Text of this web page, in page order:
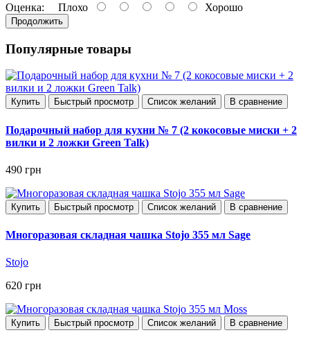
Оценка: Плохо Хорошо
Продолжить
Популярные товары
Купить Быстрый просмотр Список желаний В сравнение
Подарочный набор для кухни № 7 (2 кокосовые миски + 2
вилки и 2 ложки Green Talk)
490 грн
Купить Быстрый просмотр Список желаний В сравнение
Многоразовая складная чашка Stojo 355 мл Sage
Stojo
620 грн
Купить Быстрый просмотр Список желаний В сравнение